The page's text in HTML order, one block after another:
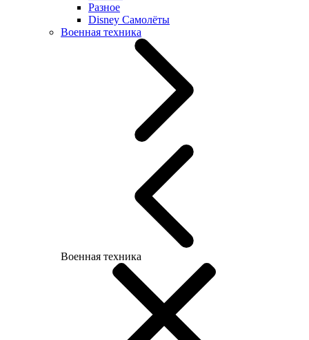
Разное
Disney Самолёты
Военная техника
Военная техника